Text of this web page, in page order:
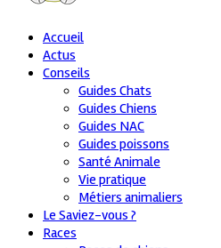
Accueil
Actus
Conseils
Guides Chats
Guides Chiens
Guides NAC
Guides poissons
Santé Animale
Vie pratique
Métiers animaliers
Le Saviez-vous ?
Races